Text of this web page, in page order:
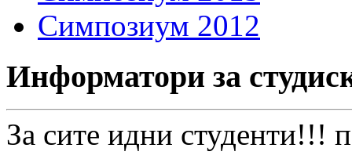
Симпозиум 2012
Информатори за
За сите идни студенти!!!